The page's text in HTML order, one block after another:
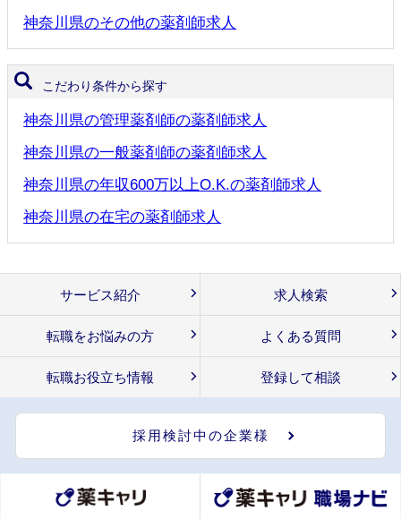
神奈川県のその他の薬剤師求人
こだわり条件から探す
神奈川県の管理薬剤師の薬剤師求人
神奈川県の一般薬剤師の薬剤師求人
神奈川県の年収600万以上O.K.の薬剤師求人
神奈川県の在宅の薬剤師求人
サービス紹介 求人検索
転職をお悩みの方 よくある質問
転職お役立ち情報 登録して相談
採用検討中の企業様